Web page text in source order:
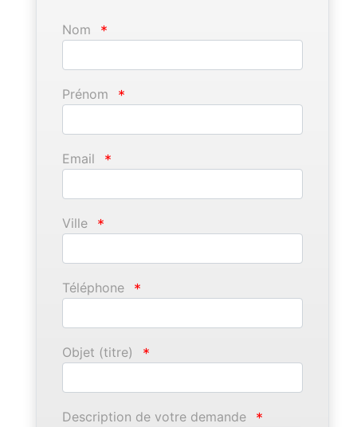
Nom *
Prénom *
Email *
Ville *
Téléphone *
Objet (titre) *
Description de votre demande *